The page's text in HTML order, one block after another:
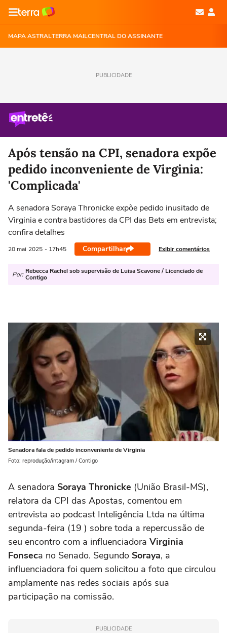
MAPA ASTRALTERRA MAILCENTRAL DO ASSINANTE
PUBLICIDADE
Após tensão na CPI, senadora expõe
pedido inconveniente de Virginia:
'Complicada'
A senadora Soraya Thronicke expõe pedido inusitado de
Virginia e contra bastidores da CPI das Bets em entrevista;
confira detalhes
20 mai 2025 - 17h45 Compartilhar Exibir comentários
Por: Rebecca Rachel sob supervisão de Luisa Scavone / Licenciado de
Contigo
Senadora fala de pedido inconveniente de Virginia
Foto: reprodução/intagram / Contigo
A senadora Soraya Thronicke (União Brasil-MS),
relatora da CPI das Apostas, comentou em
entrevista ao podcast Inteligência Ltda na última
segunda-feira (19 ) sobre toda a repercussão de
seu encontro com a influenciadora Virginia
Fonseca no Senado. Segundo Soraya, a
influenciadora foi quem solicitou a foto que circulou
amplamente nas redes sociais após sua
participação na comissão.
PUBLICIDADE